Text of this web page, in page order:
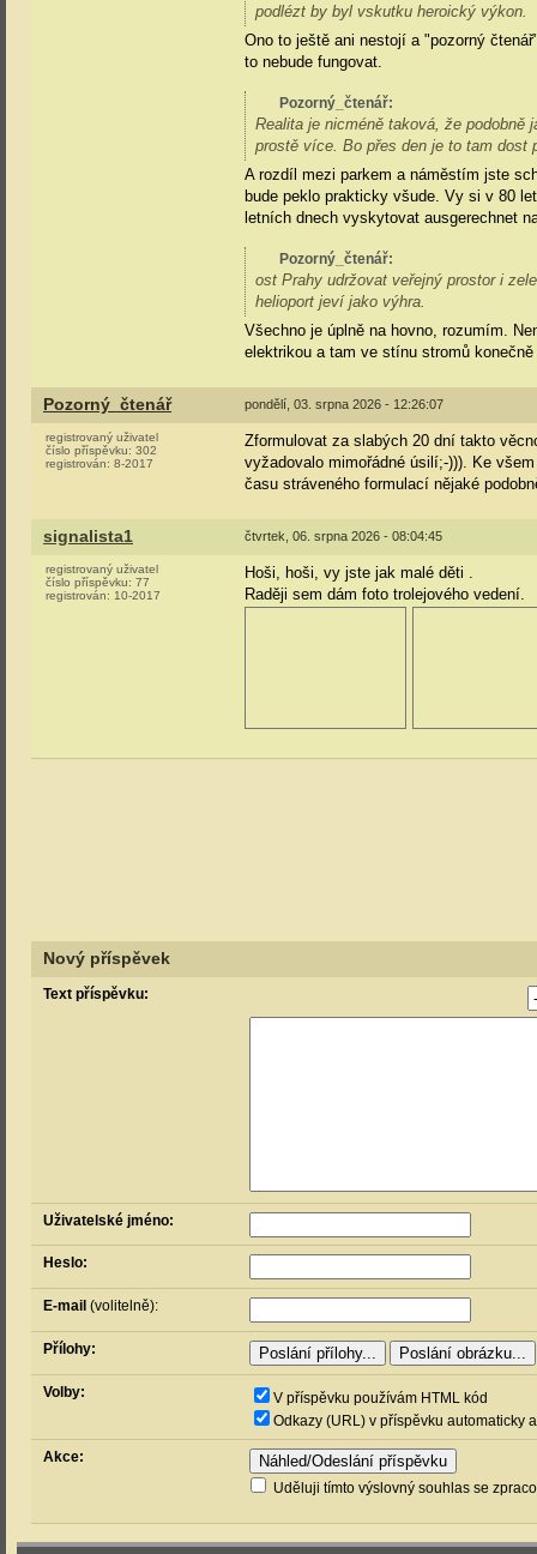
podlézt by byl vskutku heroický výkon.
Ono to ještě ani nestojí a "pozorný
to nebude fungovat.
Pozorný_čtenář:
Realita je nicméně taková, že
prostě více. Bo přes den je to tam dost
A rozdíl mezi parkem a náměstím jste
bude peklo prakticky všude. Vy si v 80
letních dnech vyskytovat ausgerechnet
Pozorný_čtenář:
ost Prahy udržovat veřejný prostor i
helioport jeví jako výhra.
Všechno je úplně na hovno, rozumím.
elektrikou a tam ve stínu stromů
Pozorný_čtenář pondělí, 03. srpna 2026 - 12:26:07
registrovaný uživatel
číslo příspěvku: 302
registrován: 8-2017
Zformulovat za slabých 20 dní takto
vyžadovalo mimořádné úsilí;-))). Ke
času stráveného formulací nějaké
signalista1 čtvrtek, 06. srpna 2026 - 08:04:45
registrovaný uživatel
číslo příspěvku: 77
registrován: 10-2017
Hoši, hoši, vy jste jak malé děti .
Raději sem dám foto trolejového vedení.
Nový příspěvek
Text příspěvku:
Uživatelské jméno:
Heslo:
E-mail (volitelně):
Přílohy:
Volby:
V příspěvku používám HTML kód
Odkazy (URL) v příspěvku automaticky
Akce:
Uděluji tímto výslovný souhlas se